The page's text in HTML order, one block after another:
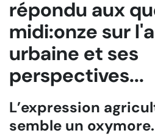
répondu aux
midi:onze sur
urbaine et ses
perspectives...
L’expression
semble un oxymore.